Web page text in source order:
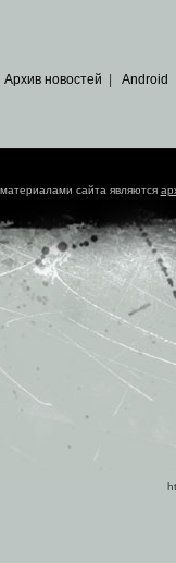
Архив новостей Android
сайта являются